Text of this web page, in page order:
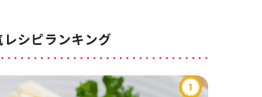
シピランキング